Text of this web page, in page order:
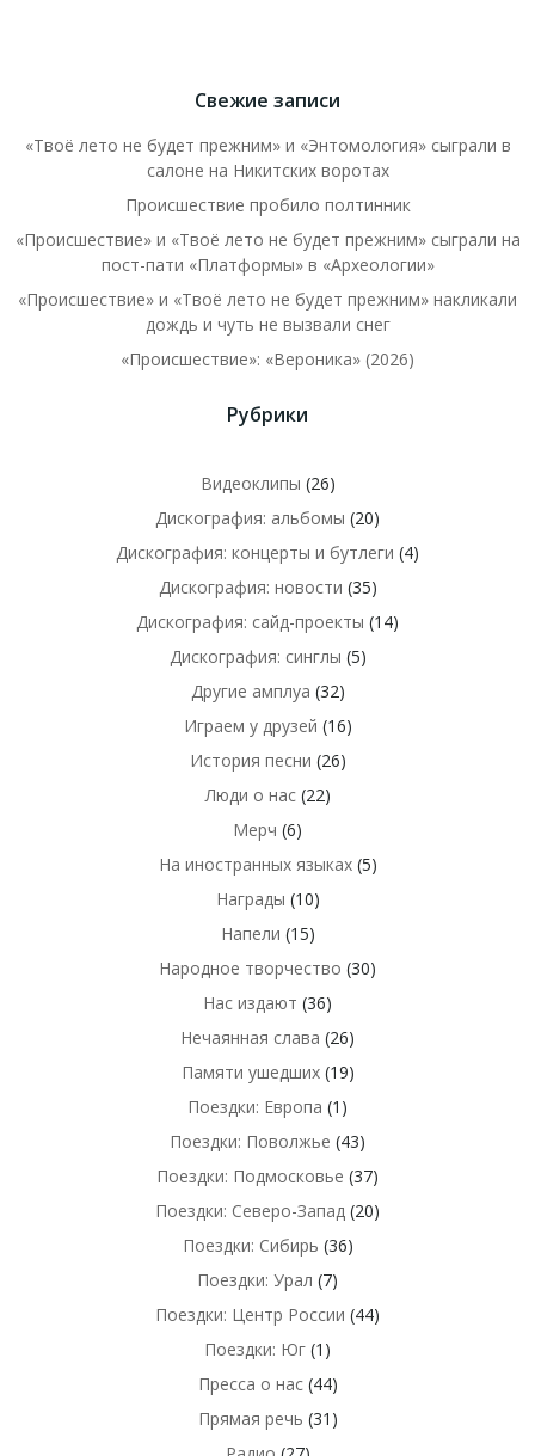
Свежие записи
«Твоё лето не будет прежним» и «Энтомология» сыграли в
салоне на Никитских воротах
Происшествие пробило полтинник
«Происшествие» и «Твоё лето не будет прежним» сыграли на
пост-пати «Платформы» в «Археологии»
«Происшествие» и «Твоё лето не будет прежним» накликали
дождь и чуть не вызвали снег
«Происшествие»: «Вероника» (2026)
Рубрики
Видеоклипы (26)
Дискография: альбомы (20)
Дискография: концерты и бутлеги (4)
Дискография: новости (35)
Дискография: сайд-проекты (14)
Дискография: синглы (5)
Другие амплуа (32)
Играем у друзей (16)
История песни (26)
Люди о нас(22)
Мерч (6)
На иностранных языках(5)
Награды (10)
Напели (15)
Народное творчество (30)
Нас издают (36)
Нечаянная слава (26)
Памяти ушедших(19)
Поездки: Европа (1)
Поездки: Поволжье (43)
Поездки: Подмосковье (37)
Поездки: Северо-Запад (20)
Поездки: Сибирь (36)
Поездки: Урал (7)
Поездки: Центр России (44)
Поездки: Юг (1)
Пресса о нас(44)
Прямая речь (31)